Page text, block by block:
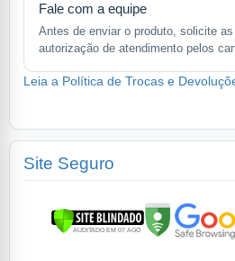
Fale com a equipe
Antes de enviar o produto, solicite
autorização de atendimento pelos
Leia a Política de Trocas e
Site Seguro